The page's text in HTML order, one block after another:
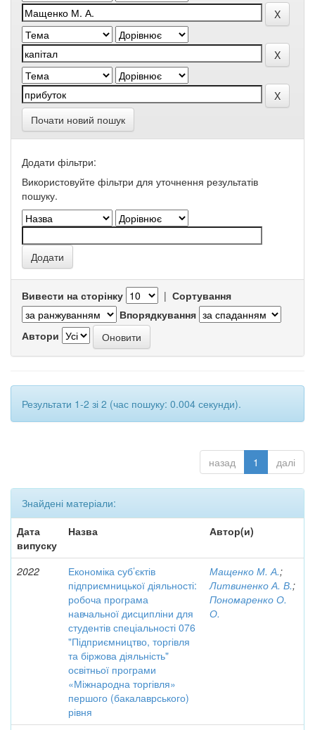
Почати новий пошук
Додати фільтри:
Використовуйте фільтри для уточнення результатів
пошуку.
Вивести на сторінку | Сортування
Впорядкування
Автори
Результати 1-2 зі 2 (час пошуку: 0.004 секунди).
назад 1 далі
Знайдені матеріали:
Дата
випуску
Назва Автор(и)
2022
Економіка суб’єктів
підприємницької діяльності:
робоча програма
навчальної дисципліни для
студентів спеціальності 076
"Підприємництво, торгівля
та біржова діяльність"
освітньої програми
«Міжнародна торгівля»
першого (бакалаврського)
рівня
Мащенко М. А.;
Литвиненко А. В.;
Пономаренко О.
О.